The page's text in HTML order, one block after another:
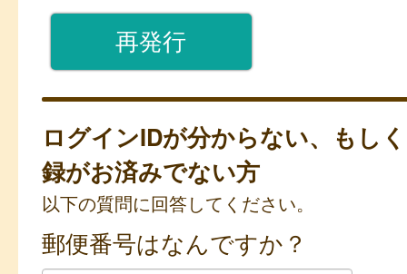
ログインIDが分からない、もし
録がお済みでない方
以下の質問に回答してください。
郵便番号はなんですか？